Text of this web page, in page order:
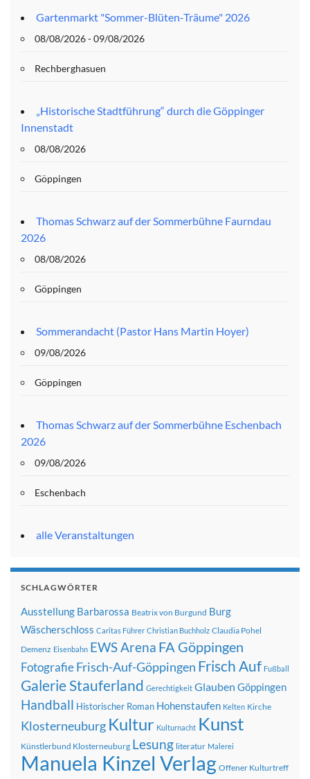
Gartenmarkt "Sommer-Blüten-Träume" 2026
08/08/2026 - 09/08/2026
Rechberghasuen
„Historische Stadtführung“ durch die Göppinger
Innenstadt
08/08/2026
Göppingen
Thomas Schwarz auf der Sommerbühne Faurndau
2026
08/08/2026
Göppingen
Sommerandacht (Pastor Hans Martin Hoyer)
09/08/2026
Göppingen
Thomas Schwarz auf der Sommerbühne Eschenbach
2026
09/08/2026
Eschenbach
alle Veranstaltungen
SCHLAGWÖRTER
Ausstellung Barbarossa Beatrix von Burgund Burg
Wäscherschloss Caritas Führer Christian Buchholz Claudia Pohel
Demenz Eisenbahn EWS Arena FA Göppingen
FotografieFrisch-Auf-Göppingen Frisch Auf Fußball
Galerie Stauferland Gerechtigkeit Glauben Göppingen
Handball Historischer Roman Hohenstaufen Kelten Kirche
Klosterneuburg Kultur Kulturnacht Kunst
Künstlerbund Klosterneuburg Lesung literatur Malerei
Manuela Kinzel Verlag Offener Kulturtreff